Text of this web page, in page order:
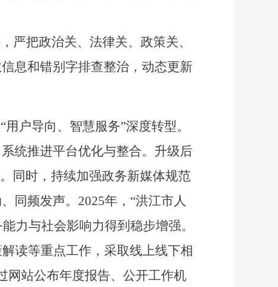
严把政治关、法律关、政策关、
息和错别字排查整治，动态更新
户导向、智慧服务”深度转型。
统推进平台优化与整合。升级后
。
同时，持续加强政务新媒体规范
同频发声。 2025年， “洪江市人
力与社会影响力得到稳步增强。
读等重点工作，采取线上线下相
网站公布年度报告、公开工作机